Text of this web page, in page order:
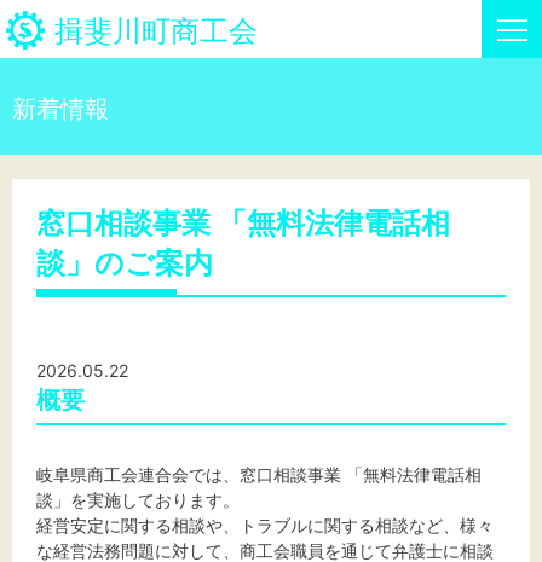
揖斐川町商工会
事業者・創業者の方へ
お問い合わせ
新着情報
窓口相談事業 「無料法律電話相
談」のご案内
2026.05.22
概要
岐阜県商工会連合会では、窓口相談事業 「無料法律電話相
談」を実施しております。
経営安定に関する相談や、トラブルに関する相談など、様々
な経営法務問題に対して、商工会職員を通じて弁護士に相談